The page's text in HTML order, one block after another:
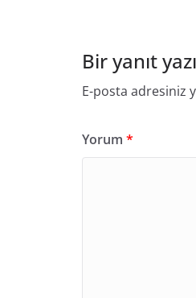
Bir yanıt
E-posta adresiniz
Yorum *